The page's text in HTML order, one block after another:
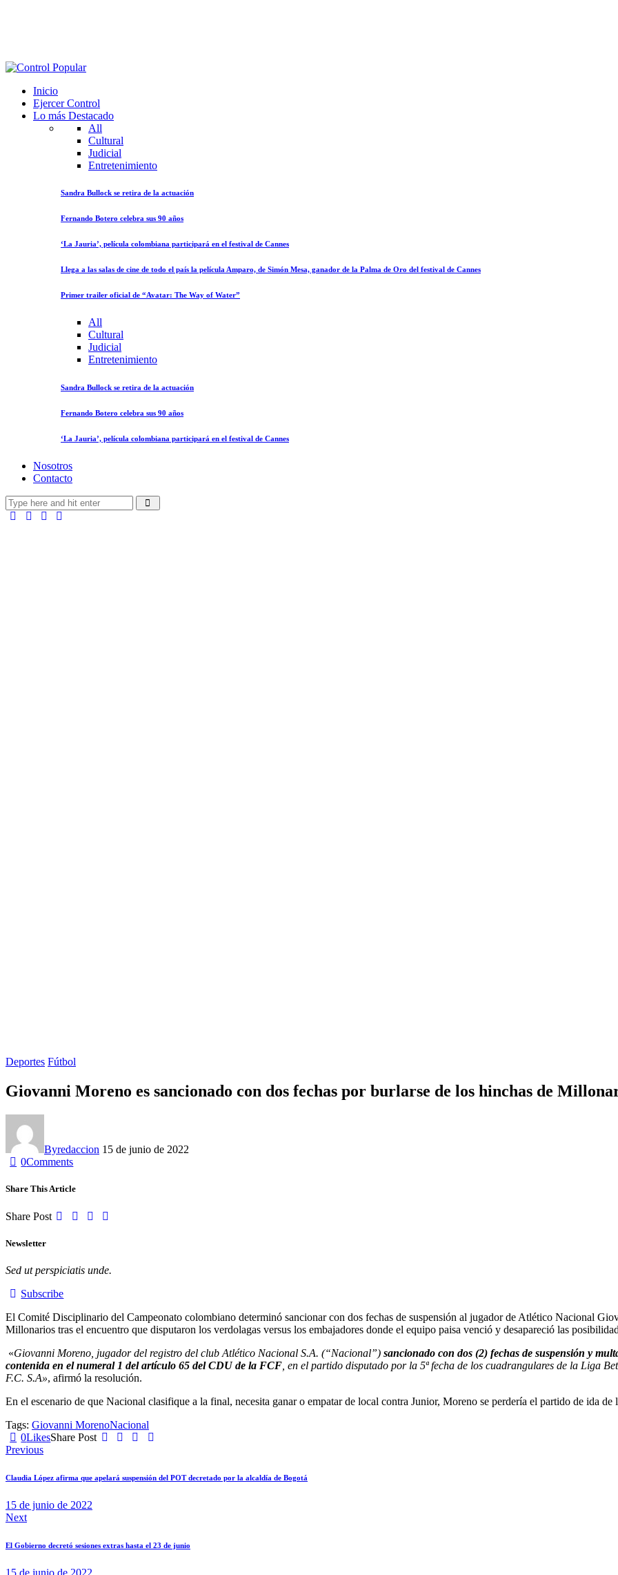
Inicio
Ejercer Control
Lo más Destacado
All
Cultural
Judicial
Entretenimiento
Sandra Bullock se retira de la actuación
Fernando Botero celebra sus 90 años
‘La Jauria’, película colombiana participará en el festival de Cannes
Llega a las salas de cine de todo el país la película Amparo, de Simón Mesa, ganador de la Palma de Oro del festival de Cannes
Primer trailer oficial de “Avatar: The Way of Water”
All
Cultural
Judicial
Entretenimiento
Sandra Bullock se retira de la actuación
Fernando Botero celebra sus 90 años
‘La Jauria’, película colombiana participará en el festival de Cannes
Nosotros
Contacto
Deportes Fútbol
Giovanni Moreno es sancionado con dos fechas por burlarse de los hinchas de
Byredaccion 15 de junio de 2022
0Comments
Share This Article
Share Post
Newsletter
Sed ut perspiciatis unde.
Subscribe
El Comité Disciplinario del Campeonato colombiano determinó sancionar con dos fechas de suspensión al jugador de Atlético Nacional
Millonarios tras el encuentro que disputaron los verdolagas versus los embajadores donde el equipo paisa venció y desapareció las
«Giovanni Moreno, jugador del registro del club Atlético Nacional S.A. (“Nacional”) sancionado con dos (2) fechas de suspensión y
contenida en el numeral 1 del artículo 65 del CDU de la FCF , en el partido disputado por la 5ª fecha de los cuadrangulares de la
F.C. S.A», afirmó la resolución.
En el escenario de que Nacional clasifique a la final, necesita ganar o empatar de local contra Junior, Moreno se perdería el partido de ida
Tags: Giovanni MorenoNacional
0LikesShare Post
Navegación
de
Previous
Claudia López afirma que apelará suspensión del POT decretado por la alcaldía de Bogotá
15 de junio de 2022
Next
El Gobierno decretó sesiones extras hasta el 23 de junio
15 de junio de 2022